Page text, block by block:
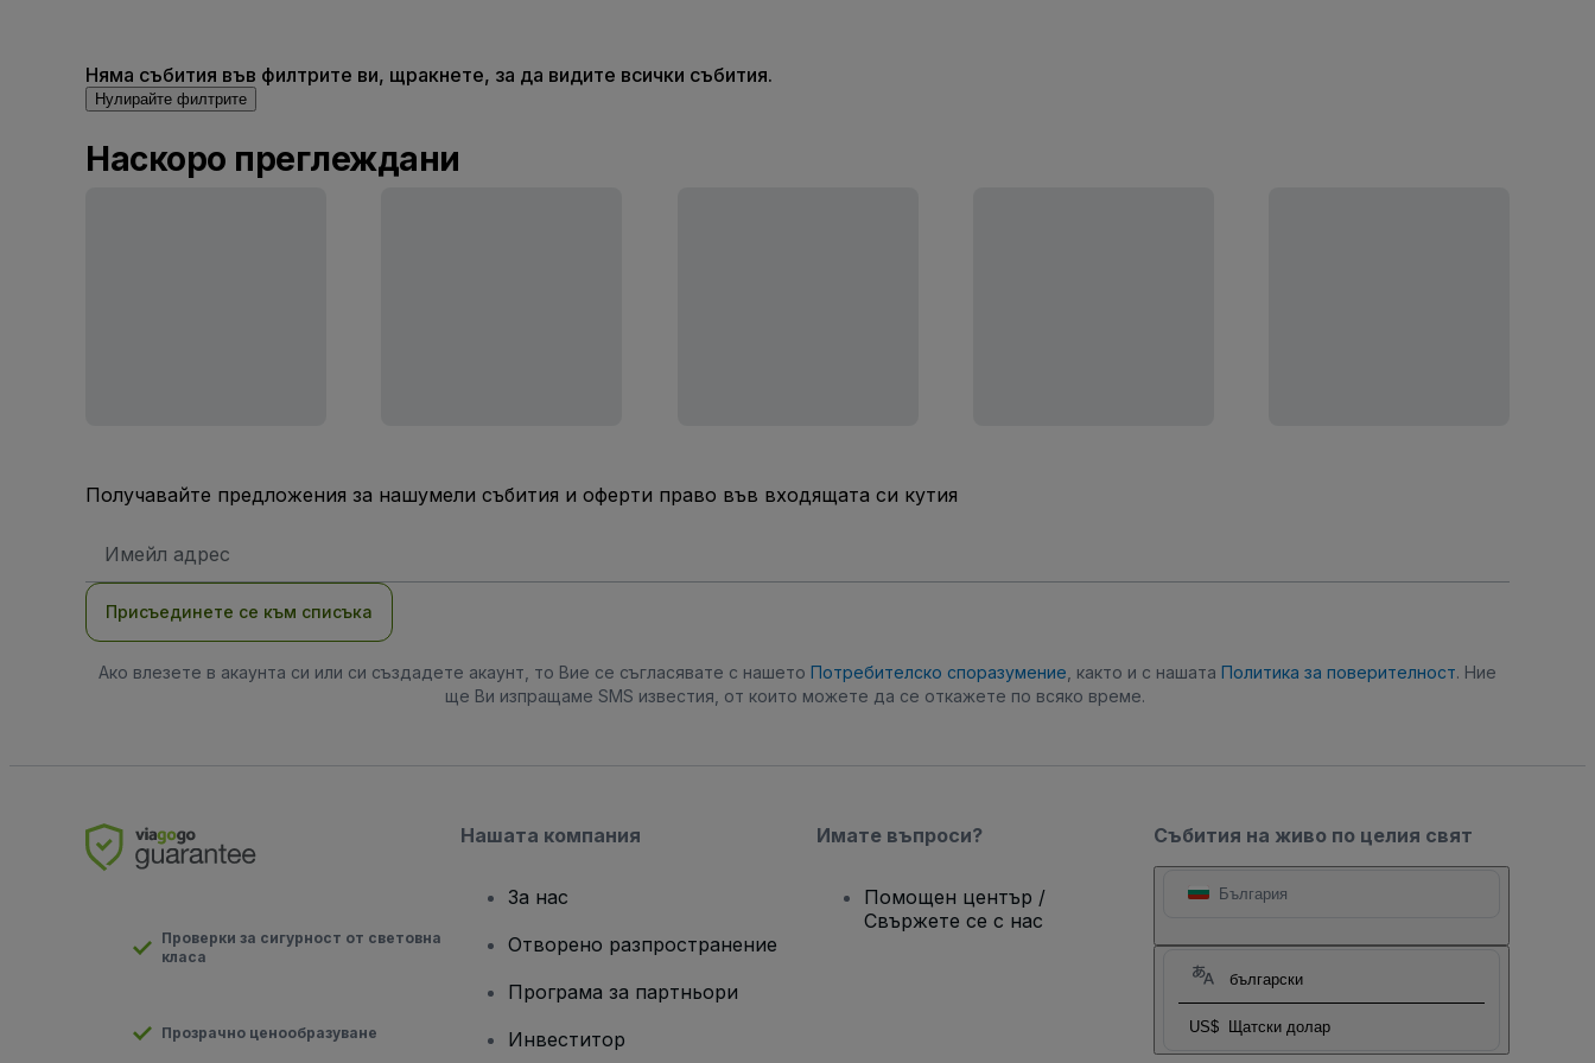
Няма събития във филтрите ви, щракнете, за да видите всички събития.
Нулирайте филтрите
Наскоро преглеждани
Получавайте предложения за нашумели събития и оферти право във входящата си кутия
адрес
Присъединете се към списъка
Ако влезете в акаунта си или си създадете акаунт, то Вие се съгласявате с нашето Потребителско споразумение , както и с нашата Политика за поверителност. Ние
ще Ви изпращаме SMS известия, от които можете да се откажете по всяко време.
Събития на живо по целия свят
България
български
US$ Щатски долар
Проверки за сигурност от световна
класа
Прозрачно ценообразуване
Нашата компания
За нас
Отворено разпространение
Програма за партньори
Инвеститор
Имате въпроси?
Помощен център /
Свържете се с нас